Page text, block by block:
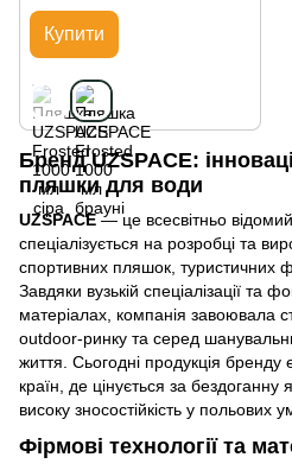
Купити
Бренд UZSPACE:
пляшки для води
UZSPACE— це всесвітньо
спеціалізується на розробці та
спортивних пляшок, туристичних
Завдяки вузькій спеціалізації та
матеріалах, компанія завоювала
outdoor-ринку та серед
життя. Сьогодні продукція бренду
країн, де цінується за бездоганну
високу зносостійкість у польових
Фірмові технології та